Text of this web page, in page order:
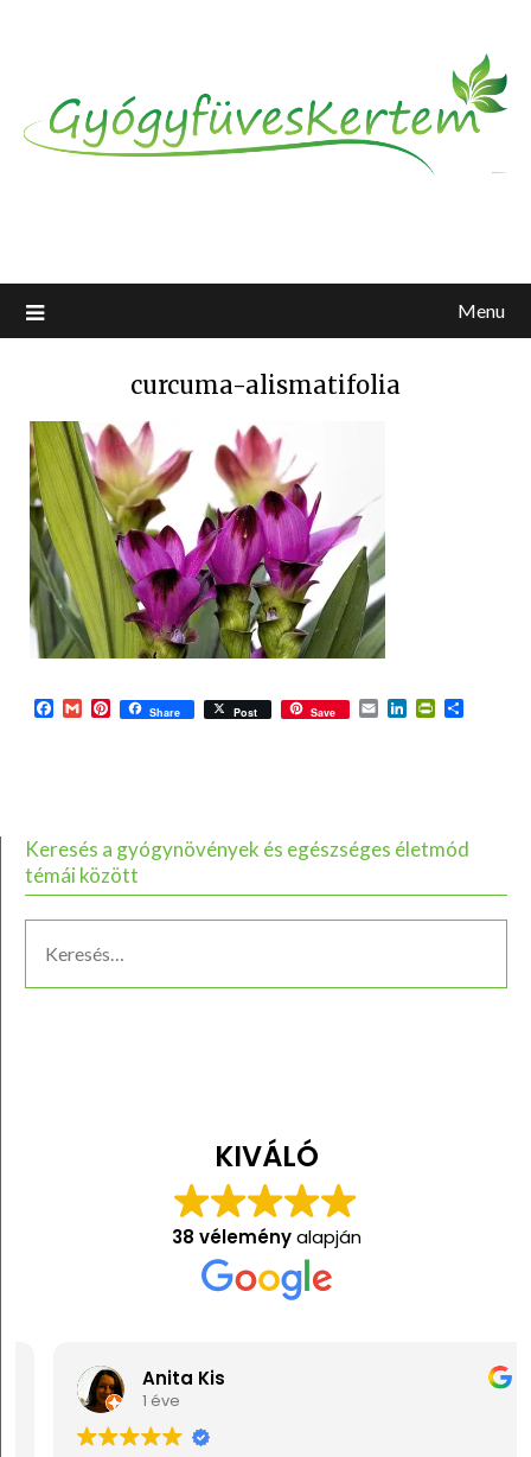
Menu
curcuma-alismatifolia
Facebook
GmailPinterest
Share Post Save EmailLinkedIn
Keresés a gyógynövények és egészséges életmód
témái között
KIVÁLÓ
38 véleményalapján
Anita Kis
1 éve